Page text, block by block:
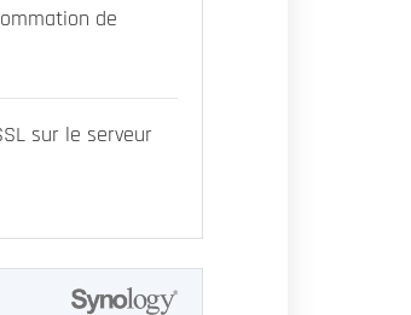
de
sur le serveur